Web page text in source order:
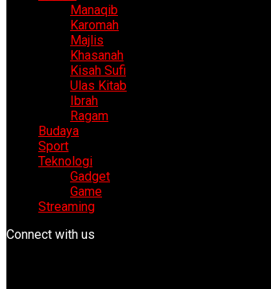
Manaqib
Karomah
Majlis
Khasanah
Kisah Sufi
Ulas Kitab
Ibrah
Ragam
Budaya
Sport
Teknologi
Gadget
Game
Streaming
Connect with us